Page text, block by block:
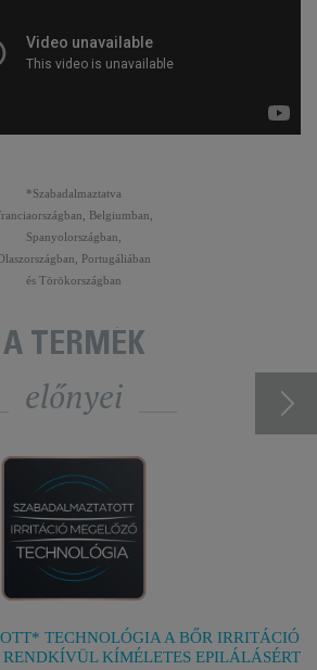
*Szabadalmaztatva
Belgiumban,
Spanyolországban,
Portugáliában
és Törökországban
A TERMÉK
előnyei
TECHNOLÓGIA A BŐR IRRITÁCIÓ
KÍMÉLETES EPILÁLÁSÉRT